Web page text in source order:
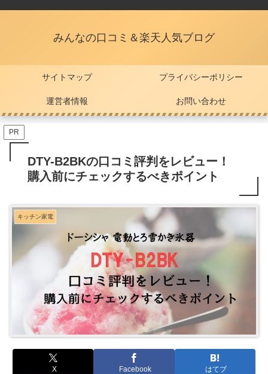
みんなの口コミ＆楽天人気ブログ
サイトマップ プライバシーポリシー
運営者情報 お問い合わせ
PR
DTY-B2BKの口コミ評判をレビュー！
購入前にチェックするべきポイント
キッチン家電
X Facebook はてブ